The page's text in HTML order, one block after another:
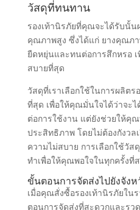
วัสดุที่ทนทาน
รองเท้านิรภัยที่คุณจะได้รับนั้
คุณภาพสูง ซึ่งได้แก่ ยางคุณภ
ยืดหยุ่นและทนต่อการสึกหรอ
สบายที่สุด
วัสดุที่เราเลือกใช้ในการผลิต
ที่สุด เพื่อให้คุณมั่นใจได้ว่าจะไ
ต่อการใช้งาน แต่ยังช่วยให้คุ
ประสิทธิภาพ โดยไม่ต้องกังวล
ความไม่สบาย การเลือกใช้วั
ทำเพื่อให้คุณพอใจในทุกครั้งที่
ขั้นตอนการจัดส่งไปยังจัง
เมื่อคุณสั่งซื้อรองเท้านิรภัยใน
ตอนการจัดส่งที่สะดวกและรว